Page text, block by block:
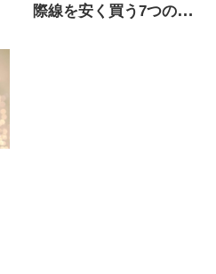
際線を安く買う7つの方